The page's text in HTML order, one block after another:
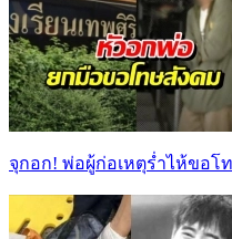
จุกอก! พ่อผู้ก่อเหตุร่ำไห้ขอโ